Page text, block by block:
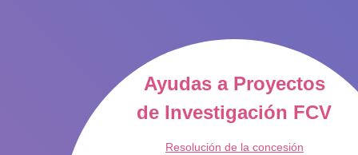
Ayudas a Proyectos
de Investigación FCV
Resolución de la concesión